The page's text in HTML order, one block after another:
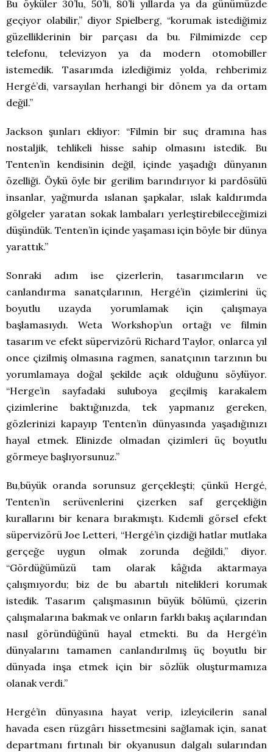
Bu öyküler 30’lu, 50’li, 80’li yıllarda ya da günümüzde
geçiyor olabilir,” diyor Spielberg, “korumak istediğimiz
güzelliklerinin bir parçası da bu. Filmimizde cep
telefonu, televizyon ya da modern otomobiller
istemedik. Tasarımda izlediğimiz yolda, rehberimiz
Hergé’di, varsayılan herhangi bir dönem ya da ortam
değil.”
Jackson şunları ekliyor: “Filmin bir suç dramına has
nostaljik, tehlikeli hisse sahip olmasını istedik. Bu
Tenten’in kendisinin değil, içinde yaşadığı dünyanın
özelliği. Öykü öyle bir gerilim barındırıyor ki pardösülü
insanlar, yağmurda ıslanan şapkalar, ıslak kaldırımda
gölgeler yaratan sokak lambaları yerleştirebileceğimizi
düşündük. Tenten’in içinde yaşaması için böyle bir dünya
yarattık.”
Sonraki adım ise çizerlerin, tasarımcıların ve
canlandırma sanatçılarının, Hergé’in çizimlerini üç
boyutlu uzayda yorumlamak için çalışmaya
başlamasıydı. Weta Workshop’un ortağı ve filmin
tasarım ve efekt süpervizörü Richard Taylor, onlarca yıl
once çizilmiş olmasına ragmen, sanatçının tarzının bu
yorumlamaya doğal şekilde açık olduğunu söylüyor.
“Herge’in sayfadaki suluboya geçilmiş karakalem
çizimlerine baktığınızda, tek yapmanız gereken,
gözlerinizi kapayıp Tenten’in dünyasında yaşadığınızı
hayal etmek. Elinizde olmadan çizimleri üç boyutlu
görmeye başlıyorsunuz.”
Bu,büyük oranda sorunsuz gerçekleşti; çünkü Hergé,
Tenten’in serüvenlerini çizerken saf gerçekliğin
kurallarını bir kenara bırakmıştı. Kıdemli görsel efekt
süpervizörü Joe Letteri, “Hergé’in çizdiği hatlar mutlaka
gerçeğe uygun olmak zorunda değildi,” diyor.
“Gördüğümüzü tam olarak kâğıda aktarmaya
çalışmıyordu; biz de bu abartılı nitelikleri korumak
istedik. Tasarım çalışmasının büyük bölümü, çizerin
çalışmalarına bakmak ve onların farklı bakış açılarından
nasıl göründüğünü hayal etmekti. Bu da Hergé’in
dünyalarını tamamen canlandırılmış üç boyutlu bir
dünyada inşa etmek için bir sözlük oluşturmamıza
olanak verdi.”
Hergé’in dünyasına hayat verip, izleyicilerin sanal
havada esen rüzgârı hissetmesini sağlamak için, sanat
departmanı fırtınalı bir okyanusun dalgalı sularından